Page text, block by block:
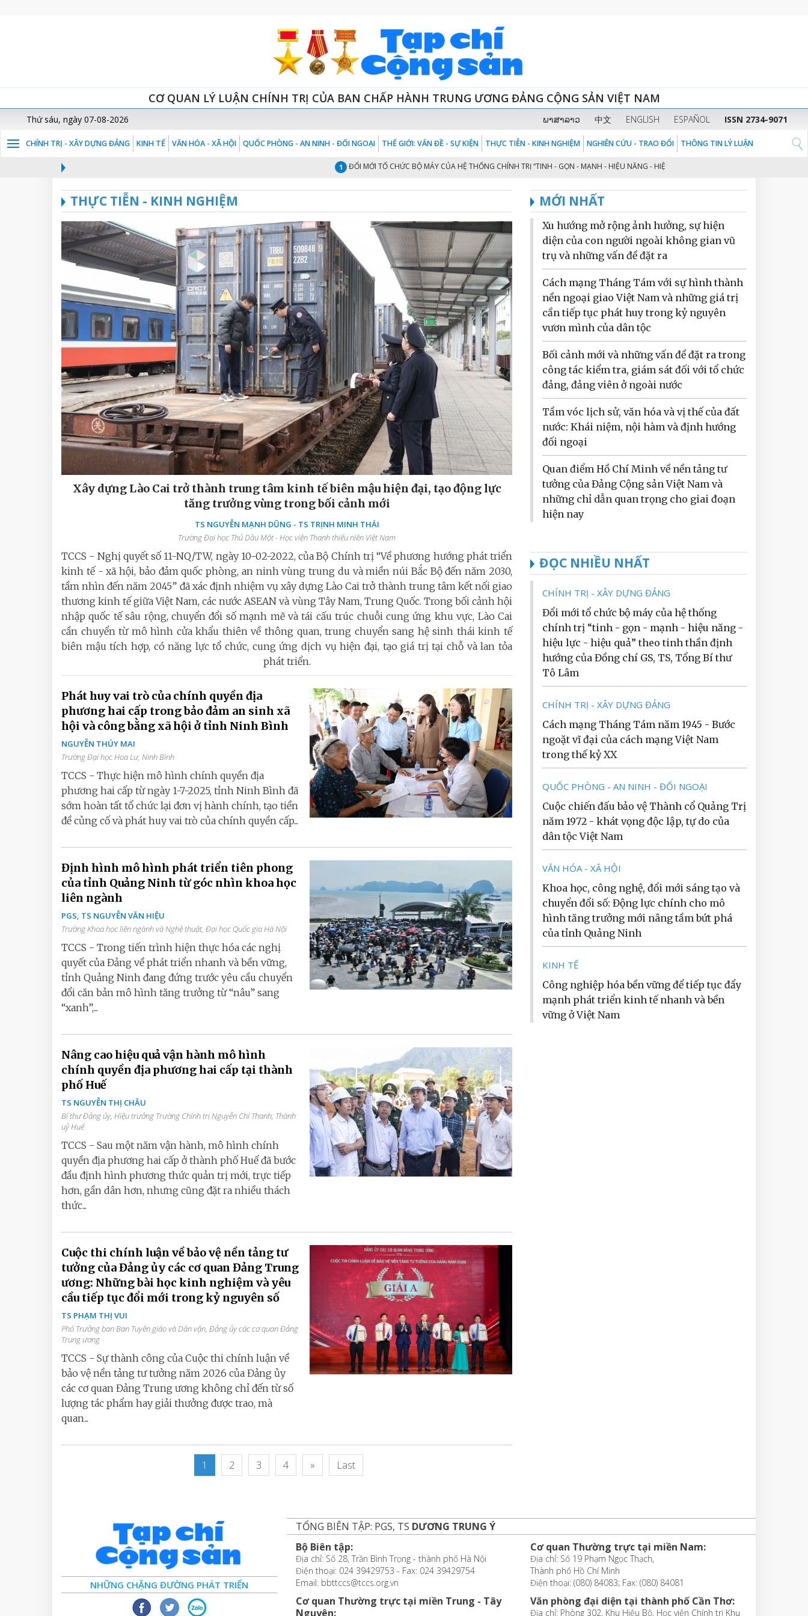
CƠ QUAN LÝ LUẬN CHÍNH TRỊ CỦA BAN CHẤP HÀNH TRUNG ƯƠNG ĐẢNG CỘNG SẢN VIỆT NAM
Thứ sáu, ngày 07-08-2026 ພາສາລາວ 中文 ENGLISH ESPAÑOL ISSN 2734-9071
CHÍNH TRỊ - XÂY DỰNG ĐẢNG KINH TẾ VĂN HÓA - XÃ HỘI QUỐC PHÒNG - AN NINH - ĐỐI NGOẠI THẾ GIỚI: VẤN ĐỀ - SỰ KIỆN THỰC TIỄN - KINH NGHIỆM NGHIÊN CỨU - TRAO ĐỔI THÔNG TIN LÝ LUẬN
ĐỔI MỚI TỔ CHỨC BỘ MÁY CỦA HỆ THỐNG CHÍNH TRỊ “TINH - GỌN - MẠNH - HIỆU NĂNG - HIỆU LỰC - HIỆU QUẢ” THEO TINH THẦN ĐỊNH
THỰC TIỄN - KINH NGHIỆM
Xây dựng Lào Cai trở thành trung tâm kinh tế biên mậu hiện đại, tạo động lực
tăng trưởng vùng trong bối cảnh mới
TS NGUYỄN MẠNH DŨNG - TS TRỊNH MINH THÁI
Trường Đại học Thủ Dầu Một - Học viện Thanh thiếu niên Việt Nam
TCCS - Nghị quyết số 11-NQ/TW, ngày 10-02-2022, của Bộ Chính trị “Về phương hướng phát triển
kinh tế - xã hội, bảo đảm quốc phòng, an ninh vùng trung du và miền núi Bắc Bộ đến năm 2030,
tầm nhìn đến năm 2045” đã xác định nhiệm vụ xây dựng Lào Cai trở thành trung tâm kết nối giao
thương kinh tế giữa Việt Nam, các nước ASEAN và vùng Tây Nam, Trung Quốc. Trong bối cảnh hội
nhập quốc tế sâu rộng, chuyển đổi số mạnh mẽ và tái cấu trúc chuỗi cung ứng khu vực, Lào Cai
cần chuyển từ mô hình cửa khẩu thiên về thông quan, trung chuyển sang hệ sinh thái kinh tế
biên mậu tích hợp, có năng lực tổ chức, cung ứng dịch vụ hiện đại, tạo giá trị tại chỗ và lan tỏa
phát triển.
Phát huy vai trò của chính quyền địa
phương hai cấp trong bảo đảm an sinh xã
hội và công bằng xã hội ở tỉnh Ninh Bình
NGUYỄN THÚY MAI
Trường Đại học Hoa Lư, Ninh Bình
TCCS - Thực hiện mô hình chính quyền địa
phương hai cấp từ ngày 1-7-2025, tỉnh Ninh Bình đã
sớm hoàn tất tổ chức lại đơn vị hành chính, tạo tiền
đề củng cố và phát huy vai trò của chính quyền cấp...
Định hình mô hình phát triển tiên phong
của tỉnh Quảng Ninh từ góc nhìn khoa học
liên ngành
PGS, TS NGUYỄN VĂN HIỆU
Trường Khoa học liên ngành và Nghệ thuật, Đại học Quốc gia Hà Nội
TCCS - Trong tiến trình hiện thực hóa các nghị
quyết của Đảng về phát triển nhanh và bền vững,
tỉnh Quảng Ninh đang đứng trước yêu cầu chuyển
đổi căn bản mô hình tăng trưởng từ “nâu” sang
“xanh”,...
Nâng cao hiệu quả vận hành mô hình
chính quyền địa phương hai cấp tại thành
phố Huế
TS NGUYỄN THỊ CHÂU
Bí thư Đảng ủy, Hiệu trưởng Trường Chính trị Nguyễn Chí Thanh, Thành
uỷ Huế
TCCS - Sau một năm vận hành, mô hình chính
quyền địa phương hai cấp ở thành phố Huế đã bước
đầu định hình phương thức quản trị mới, trực tiếp
hơn, gần dân hơn, nhưng cũng đặt ra nhiều thách
thức...
Cuộc thi chính luận về bảo vệ nền tảng tư
tưởng của Đảng ủy các cơ quan Đảng Trung
ương: Những bài học kinh nghiệm và yêu
cầu tiếp tục đổi mới trong kỷ nguyên số
TS PHẠM THỊ VUI
Phó Trưởng ban Ban Tuyên giáo và Dân vận, Đảng ủy các cơ quan Đảng
Trung ương
TCCS - Sự thành công của Cuộc thi chính luận về
bảo vệ nền tảng tư tưởng năm 2026 của Đảng ủy
các cơ quan Đảng Trung ương không chỉ đến từ số
lượng tác phẩm hay giải thưởng được trao, mà
quan...
1 2 3 4 » Last
MỚI NHẤT
Xu hướng mở rộng ảnh hưởng, sự hiện
diện của con người ngoài không gian vũ
trụ và những vấn đề đặt ra
Cách mạng Tháng Tám với sự hình thành
nền ngoại giao Việt Nam và những giá trị
cần tiếp tục phát huy trong kỷ nguyên
vươn mình của dân tộc
Bối cảnh mới và những vấn đề đặt ra trong
công tác kiểm tra, giám sát đối với tổ chức
đảng, đảng viên ở ngoài nước
Tầm vóc lịch sử, văn hóa và vị thế của đất
nước: Khái niệm, nội hàm và định hướng
đối ngoại
Quan điểm Hồ Chí Minh về nền tảng tư
tưởng của Đảng Cộng sản Việt Nam và
những chỉ dẫn quan trọng cho giai đoạn
hiện nay
ĐỌC NHIỀU NHẤT
CHÍNH TRỊ - XÂY DỰNG ĐẢNG
Đổi mới tổ chức bộ máy của hệ thống
chính trị “tinh - gọn - mạnh - hiệu năng -
hiệu lực - hiệu quả” theo tinh thần định
hướng của Đồng chí GS, TS, Tổng Bí thư
Tô Lâm
CHÍNH TRỊ - XÂY DỰNG ĐẢNG
Cách mạng Tháng Tám năm 1945 - Bước
ngoặt vĩ đại của cách mạng Việt Nam
trong thế kỷ XX
QUỐC PHÒNG - AN NINH - ĐỐI NGOẠI
Cuộc chiến đấu bảo vệ Thành cổ Quảng Trị
năm 1972 - khát vọng độc lập, tự do của
dân tộc Việt Nam
VĂN HÓA - XÃ HỘI
Khoa học, công nghệ, đổi mới sáng tạo và
chuyển đổi số: Động lực chính cho mô
hình tăng trưởng mới nâng tầm bứt phá
của tỉnh Quảng Ninh
KINH TẾ
Công nghiệp hóa bền vững để tiếp tục đẩy
mạnh phát triển kinh tế nhanh và bền
vững ở Việt Nam
NHỮNG CHẶNG ĐƯỜNG PHÁT TRIỂN
TỔNG BIÊN TẬP: PGS, TS DƯƠNG TRUNG Ý
Bộ Biên tập:
Địa chỉ: Số 28, Trần Bình Trọng - thành phố Hà Nội
Điện thoại: 024 39429753 - Fax: 024 39429754
Email: bbttccs@tccs.org.vn
Cơ quan Thường trực tại miền Trung - Tây
Nguyên:
Cơ quan Thường trực tại miền Nam:
Địa chỉ: Số 19 Phạm Ngọc Thạch,
Thành phố Hồ Chí Minh
Điện thoại: (080) 84083; Fax: (080) 84081
Văn phòng đại diện tại thành phố Cần Thơ:
Địa chỉ: Phòng 302, Khu Hiệu Bộ, Học viện Chính trị Khu